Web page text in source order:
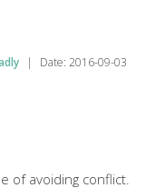
| Date: 2016-09-03
of avoiding conflict.